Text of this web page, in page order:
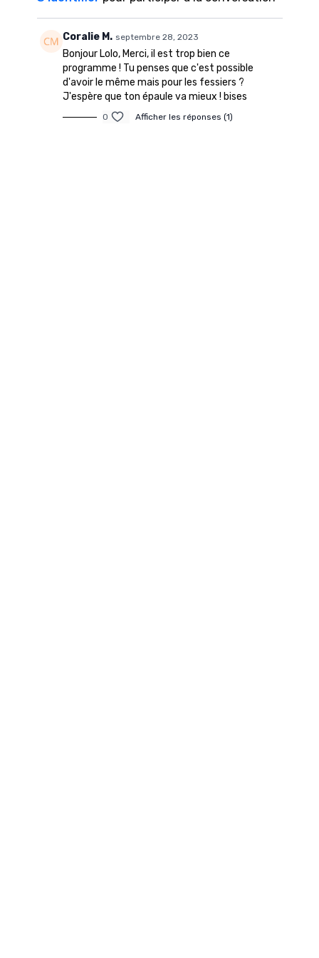
Coralie M. septembre 28, 2023
Bonjour Lolo, Merci, il est trop bien ce
programme ! Tu penses que c'est possible
d'avoir le même mais pour les fessiers ?
J'espère que ton épaule va mieux ! bises
0 Afficher les réponses (1)